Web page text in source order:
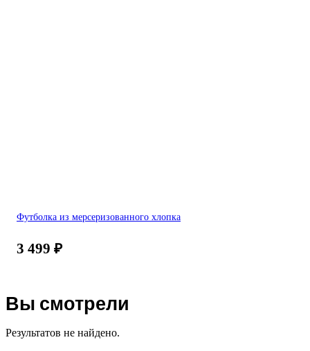
Футболка из мерсеризованного хлопка
3 499 ₽
Вы смотрели
Результатов не найдено.